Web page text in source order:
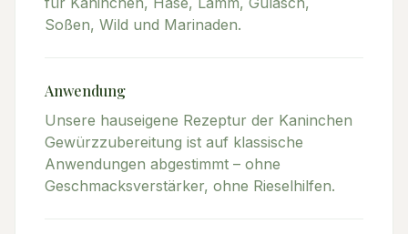
Soßen, Wild und Marinaden.
Anwendung
Unsere hauseigene Rezeptur der Kaninchen
Gewürzzubereitung ist auf klassische
Anwendungen abgestimmt – ohne
Geschmacksverstärker, ohne Rieselhilfen.